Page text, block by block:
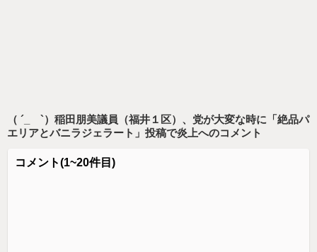
（ ´_ゝ`）稲田朋美議員（福井１区）、党が大変な時に「絶品パ
エリアとバニラジェラート」投稿で炎上へのコメント
コメント(1~20件目)